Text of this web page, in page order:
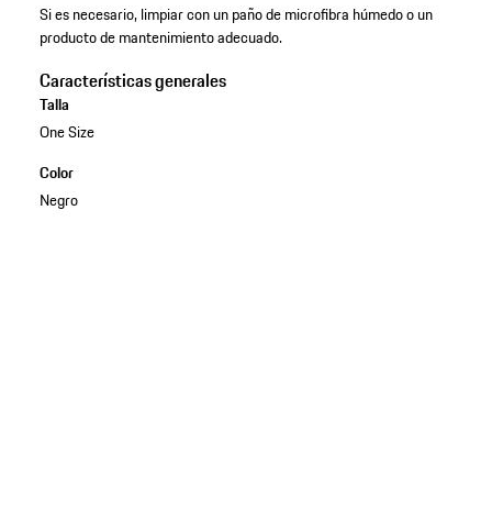
Si es necesario, limpiar con un paño de microfibra húmedo o un
producto de mantenimiento adecuado.
Características generales
Talla
One Size
Color
Negro